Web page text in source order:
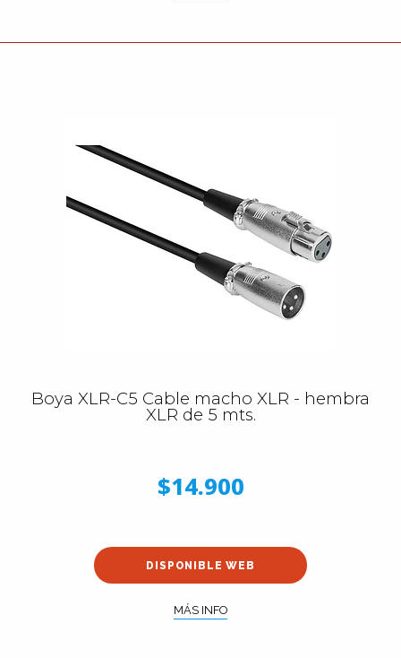
Boya XLR-C5 Cable macho XLR - hembra
XLR de 5 mts.
$14.900
DISPONIBLE WEB
MÁS INFO